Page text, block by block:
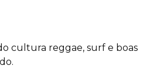
cultura reggae, surf e boas